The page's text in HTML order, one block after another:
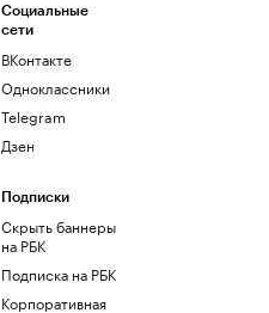
Социальные
сети
ВКонтакте
Одноклассники
Telegram
Дзен
Подписки
Скрыть баннеры
на РБК
Подписка на РБК
Корпоративная